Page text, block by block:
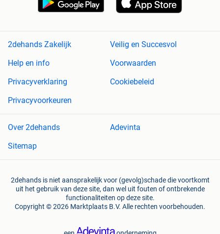
2dehands Zakelijk
Veilig en Succesvol
Help en info
Voorwaarden
Privacyverklaring
Cookiebeleid
Privacyvoorkeuren
Over 2dehands
Adevinta
Sitemap
2dehands is niet aansprakelijk voor (gevolg)schade die voortkomt
uit het gebruik van deze site, dan wel uit fouten of ontbrekende
functionaliteiten op deze site.
Copyright © 2026 Marktplaats B.V. Alle rechten voorbehouden.